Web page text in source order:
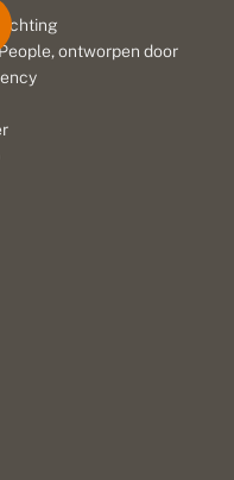
, ontworpen door